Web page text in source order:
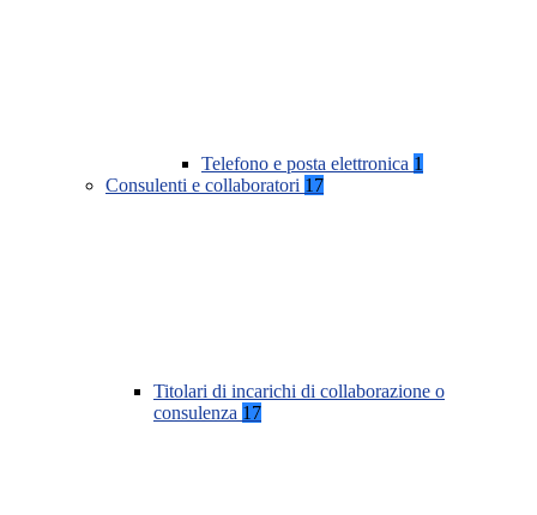
Telefono e posta elettronica 1
Consulenti e collaboratori 17
Titolari di incarichi di collaborazione o
consulenza 17